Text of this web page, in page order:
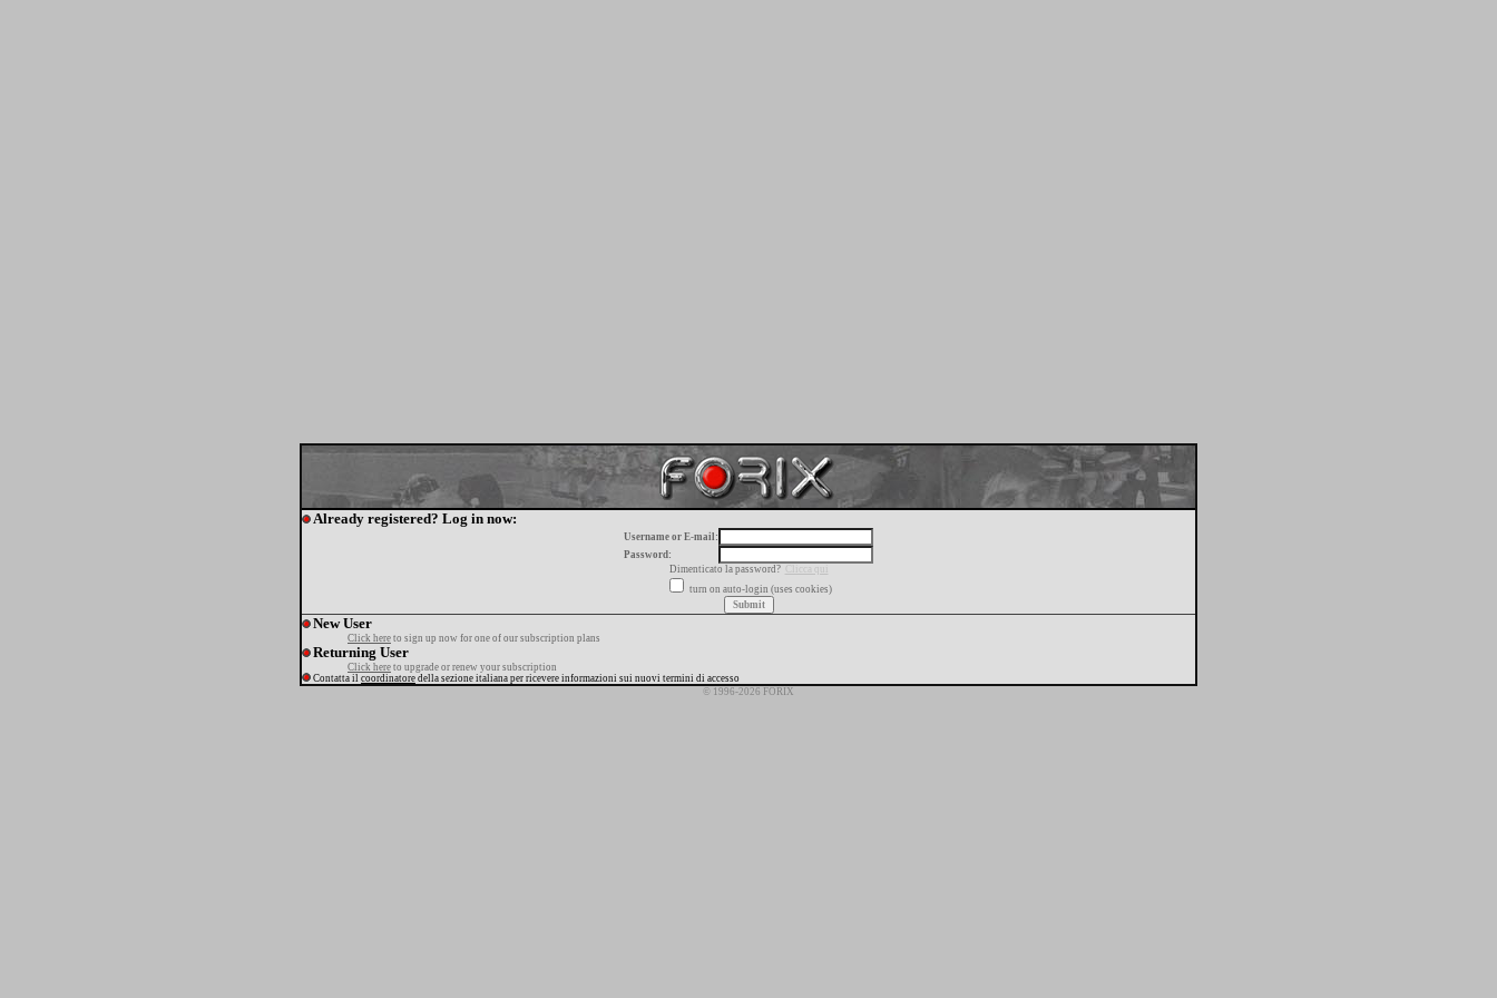
Already registered? Log in now:
Username or E-mail:
Password:
Dimenticato la password?
Clicca qui
turn on auto-login (uses cookies)
New User
Click here to sign up now for one of our subscription plans
Returning User
Click here to upgrade or renew your subscription
Contatta il coordinatore della sezione italiana per ricevere informazioni sui nuovi termini di accesso
© 1996-2026 FORIX